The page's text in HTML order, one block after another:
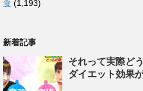
食 (1,193)
新着記事
それって実際ど
ダイエット効果